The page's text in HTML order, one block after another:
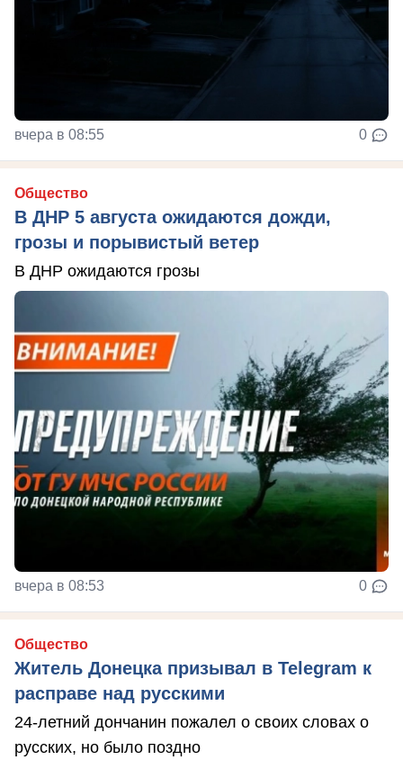
вчера в 08:55 0
Общество
В ДНР 5 августа ожидаются дожди,
грозы и порывистый ветер
В ДНР ожидаются грозы
вчера в 08:53 0
Общество
Житель Донецка призывал в Telegram к
расправе над русскими
24-летний дончанин пожалел о своих словах о
русских, но было поздно